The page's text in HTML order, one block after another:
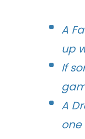
A
up
If
A